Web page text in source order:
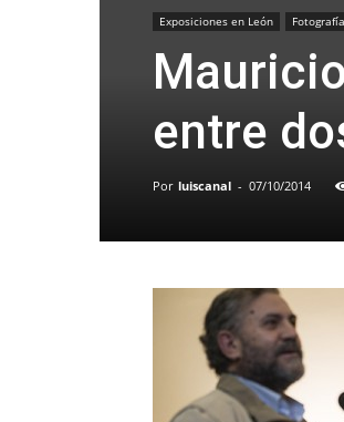
Exposiciones en León
entre
Por luiscanal - 07/10/2014